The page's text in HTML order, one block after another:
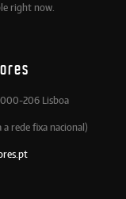
right now.
206 Lisboa
a rede fixa nacional)